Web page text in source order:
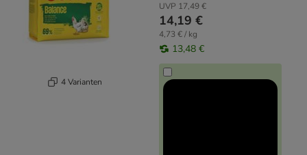
4 Varianten
UVP 17,49 €
14,19 €
4,73 € / kg
13,48 €